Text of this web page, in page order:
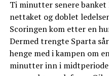
Ti minutter senere
nettaket og doblet
Scoringen kom etter en
Dermed trengte Sparta
henge med i kampen om
minutter inn i